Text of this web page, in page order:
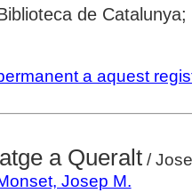
de
a aquest
a Queralt/
Josep M.